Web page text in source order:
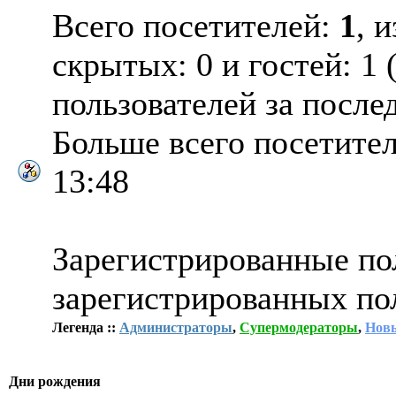
Всего посетителей: 1,
скрытых: 0 и гостей: 1
пользователей за
Больше всего
13:48
Зарегистрированные
зарегистрированных
Легенда :: Администраторы, Супермодераторы,
Дни рождения